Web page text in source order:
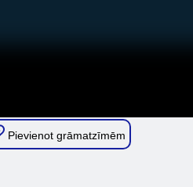
Pievienot grāmatzīmēm